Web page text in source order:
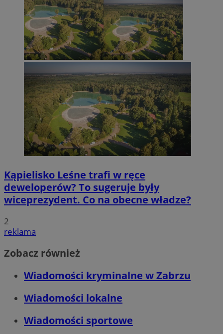
Kąpielisko Leśne trafi w ręce
deweloperów? To sugeruje były
wiceprezydent. Co na obecne władze?
2
reklama
Zobacz również
Wiadomości kryminalne w Zabrzu
Wiadomości lokalne
Wiadomości sportowe